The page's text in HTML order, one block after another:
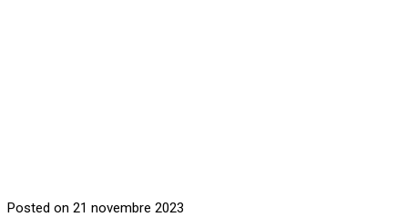
Posted on 21 novembre 2023